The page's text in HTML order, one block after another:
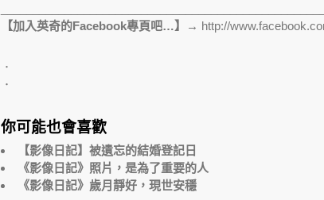
【加入英奇的Facebook專頁吧…】→ http://
．
．
你可能也會喜歡
【影像日記】被遺忘的結婚登記日
《影像日記》照片，是為了重要的人
《影像日記》歲月靜好，現世安穩